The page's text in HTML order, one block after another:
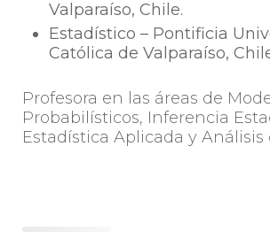
Valparaíso, Chile.
Estadístico – Pontificia
Católica de Valparaíso,
Profesora en las áreas de
Probabilísticos, Inferencia
Estadística Aplicada y Análisis